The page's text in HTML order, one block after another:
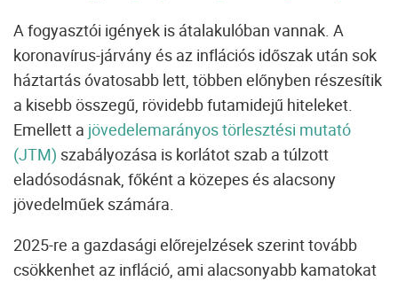
A fogyasztói igények is átalakulóban vannak. A
koronavírus-járvány és az inflációs időszak után sok
háztartás óvatosabb lett, többen előnyben részesítik
a kisebb összegű, rövidebb futamidejű hiteleket.
Emellett a jövedelemarányos törlesztési mutató
(JTM) szabályozása is korlátot szab a túlzott
eladósodásnak, főként a közepes és alacsony
jövedelműek számára.
2025-re a gazdasági előrejelzések szerint tovább
csökkenhet az infláció, ami alacsonyabb kamatokat